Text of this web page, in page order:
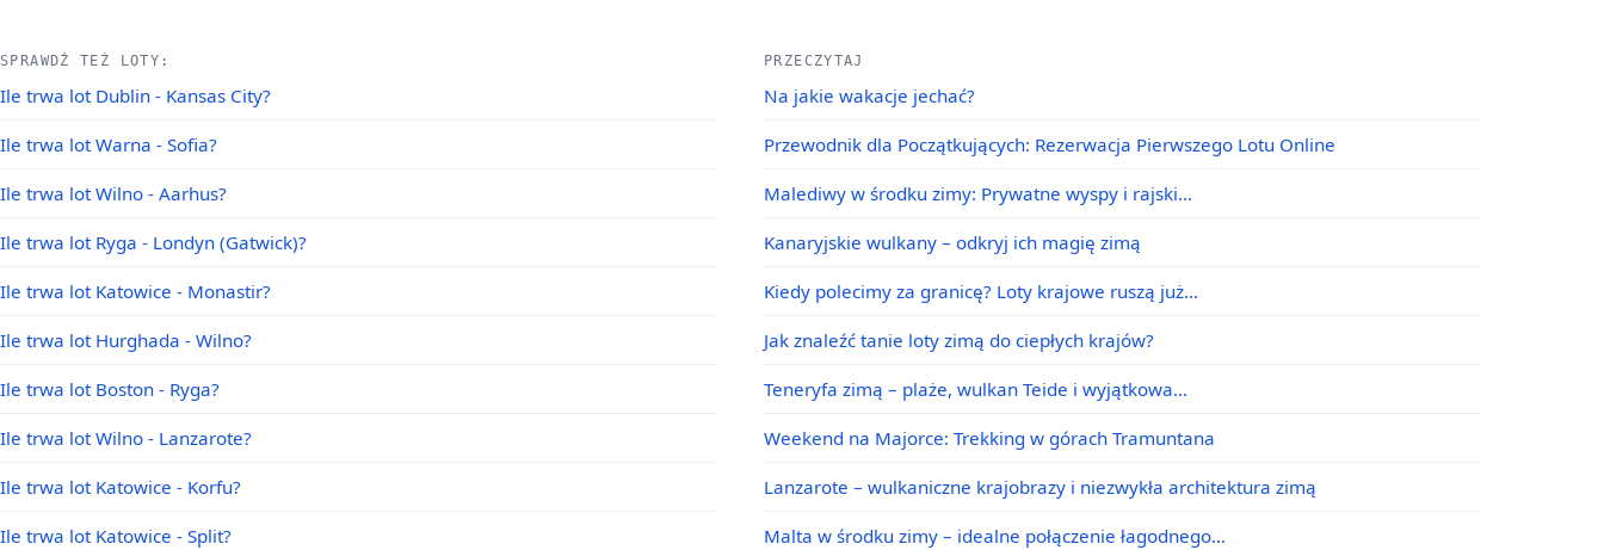
SPRAWDŹ TEŻ LOTY:
Ile trwa lot Dublin - Kansas City?
Ile trwa lot Warna - Sofia?
Ile trwa lot Wilno - Aarhus?
Ile trwa lot Ryga - Londyn (Gatwick)?
Ile trwa lot Katowice - Monastir?
Ile trwa lot Hurghada - Wilno?
Ile trwa lot Boston - Ryga?
Ile trwa lot Wilno - Lanzarote?
Ile trwa lot Katowice - Korfu?
Ile trwa lot Katowice - Split?
PRZECZYTAJ
Na jakie wakacje jechać?
Przewodnik dla Początkujących: Rezerwacja Pierwszego Lotu Online
Malediwy w środku zimy: Prywatne wyspy i rajski…
Kanaryjskie wulkany – odkryj ich magię zimą
Kiedy polecimy za granicę? Loty krajowe ruszą już…
Jak znaleźć tanie loty zimą do ciepłych krajów?
Teneryfa zimą – plaże, wulkan Teide i wyjątkowa…
Weekend na Majorce: Trekking w górach Tramuntana
Lanzarote – wulkaniczne krajobrazy i niezwykła architektura zimą
Malta w środku zimy – idealne połączenie łagodnego…